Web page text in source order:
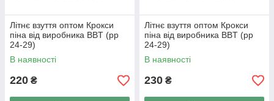
Літнє взуття оптом Крокси
піна від виробника BBT (рр
24-29)
В наявності
220 ₴
Літнє взуття оптом Крокси
піна від виробника BBT (рр
24-29)
В наявності
230 ₴